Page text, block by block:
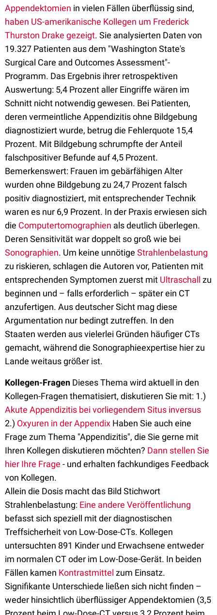
Appendektomien in vielen Fällen überflüssig sind,
haben US-amerikanische Kollegen um Frederick
Thurston Drake gezeigt. Sie analysierten Daten von
19.327 Patienten aus dem "Washington State's
Surgical Care and Outcomes Assessment"-
Programm. Das Ergebnis ihrer retrospektiven
Auswertung: 5,4 Prozent aller Eingriffe wären im
Schnitt nicht notwendig gewesen. Bei Patienten,
deren vermeintliche Appendizitis ohne Bildgebung
diagnostiziert wurde, betrug die Fehlerquote 15,4
Prozent. Mit Bildgebung schrumpfte der Anteil
falschpositiver Befunde auf 4,5 Prozent.
Bemerkenswert: Frauen im gebärfähigen Alter
wurden ohne Bildgebung zu 24,7 Prozent falsch
positiv diagnostiziert, mit entsprechender Technik
waren es nur 6,9 Prozent. In der Praxis erwiesen sich
die Computertomographien als deutlich überlegen.
Deren Sensitivität war doppelt so groß wie bei
Sonographien. Um keine unnötige Strahlenbelastung
zu riskieren, schlagen die Autoren vor, Patienten mit
entsprechenden Symptomen zuerst mit Ultraschall zu
beginnen und – falls erforderlich – später ein CT
anzufertigen. Aus deutscher Sicht mag diese
Argumentation nur bedingt zutreffen. In den
Staaten werden aus vielerlei Gründen häufiger CTs
gemacht, während die Sonographieexpertise hier zu
Lande weitaus größer ist.
Kollegen-Fragen Dieses Thema wird aktuell in den
Kollegen-Fragen thematisiert, diskutieren Sie mit: 1.)
Akute Appendizitis bei vorliegendem Situs inversus
2.) Oxyuren in der Appendix Haben Sie auch eine
Frage zum Thema "Appendizitis", die Sie gerne mit
Ihren Kollegen diskutieren möchten? Dann stellen Sie
hier Ihre Frage - und erhalten fachkundiges Feedback
von Kollegen.
Allein die Dosis macht das Bild Stichwort
Strahlenbelastung: Eine andere Veröffentlichung
befasst sich speziell mit der diagnostischen
Treffsicherheit von Low-Dose-CTs. Kollegen
untersuchten 891 Kinder und Erwachsene entweder
im normalen CT oder im Low-Dose-Gerät. In beiden
Fällen kamen Kontrastmittel zum Einsatz.
Signifikante Unterschiede ließen sich nicht finden –
weder hinsichtlich überflüssiger Appendektomien (3,5